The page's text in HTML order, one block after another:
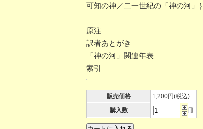
可知の神／二一世紀の「神の河」｝
原注
訳者あとがき
「神の河」関連年表
索引
販売価格
1,200円(税込)
購入数
冊